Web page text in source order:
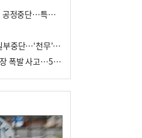
한화에어로스페이스, 4·5일 공정중단…특별 안전점검
한화에어로 대전공장 생산 일부중단…‘천무’ 수출 비상
한화에어로스페이스 대전공장 폭발 사고…5명 사망·2명 부상(종합)